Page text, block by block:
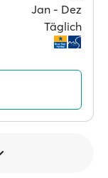
Jan ‐ Dez
Täglich